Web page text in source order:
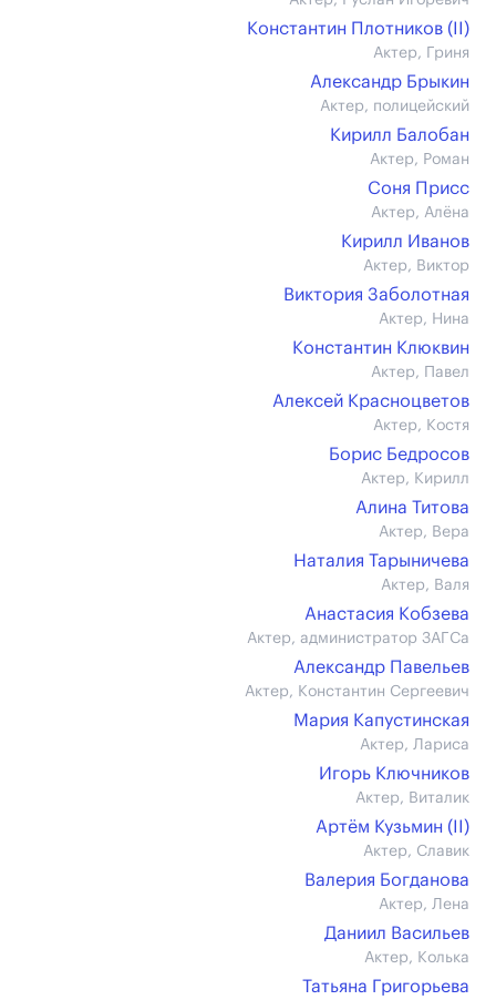
Константин Плотников (II)
Актер, Гриня
Александр Брыкин
Актер, полицейский
Кирилл Балобан
Актер, Роман
Соня Присс
Актер, Алёна
Кирилл Иванов
Актер, Виктор
Виктория Заболотная
Актер, Нина
Константин Клюквин
Актер, Павел
Алексей Красноцветов
Актер, Костя
Борис Бедросов
Актер, Кирилл
Алина Титова
Актер, Вера
Наталия Тарыничева
Актер, Валя
Анастасия Кобзева
Актер, администратор ЗАГСа
Александр Павельев
Актер, Константин Сергеевич
Мария Капустинская
Актер, Лариса
Игорь Ключников
Актер, Виталик
Артём Кузьмин (II)
Актер, Славик
Валерия Богданова
Актер, Лена
Даниил Васильев
Актер, Колька
Татьяна Григорьева